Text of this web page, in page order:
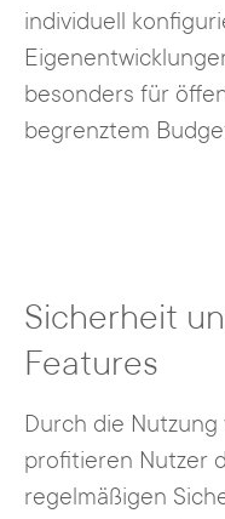
individuell
besonders für
begrenztem
Sicherheit
Features
Durch die Nutzung
profitieren Nutzer
regelmäßigen